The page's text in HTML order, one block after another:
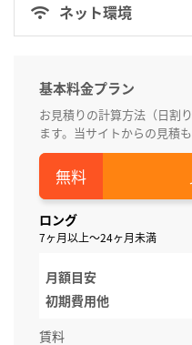
ネット環境
基本料金プラン
お見積りの計算方法（日割
ます。当サイトからの見積
ロング
7ヶ月以上～24ヶ月未満
月額目安
初期費用他
賃料